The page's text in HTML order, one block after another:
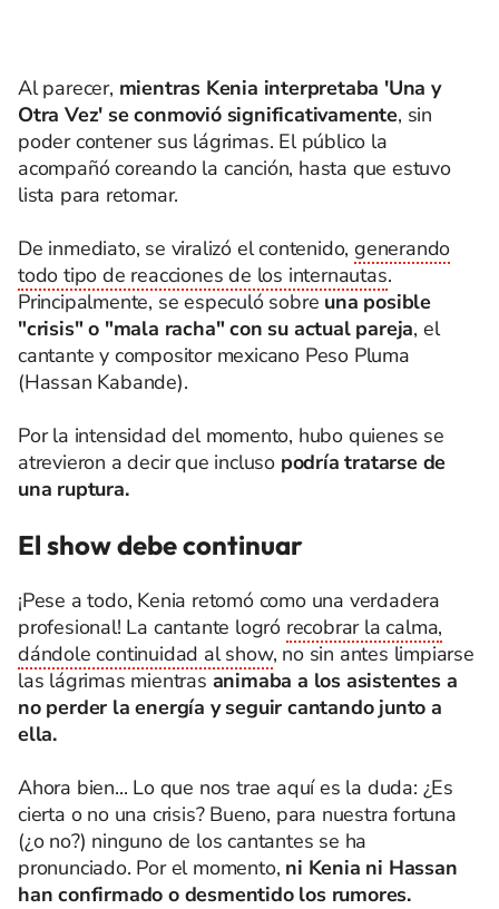
Al parecer, mientras Kenia interpretaba 'Una y
Otra Vez' se conmovió significativamente, sin
poder contener sus lágrimas. El público la
acompañó coreando la canción, hasta que estuvo
lista para retomar.
De inmediato, se viralizó el contenido, generando
todo tipo de reacciones de los internautas.
Principalmente, se especuló sobre una posible
"crisis" o "mala racha" con su actual pareja, el
cantante y compositor mexicano Peso Pluma
(Hassan Kabande).
Por la intensidad del momento, hubo quienes se
atrevieron a decir que incluso podría tratarse de
una ruptura.
El show debe continuar
¡Pese a todo, Kenia retomó como una verdadera
profesional! La cantante logró recobrar la calma,
dándole continuidad al show, no sin antes limpiarse
las lágrimas mientras animaba a los asistentes a
no perder la energía y seguir cantando junto a
ella.
Ahora bien... Lo que nos trae aquí es la duda: ¿Es
cierta o no una crisis? Bueno, para nuestra fortuna
(¿o no?) ninguno de los cantantes se ha
pronunciado. Por el momento, ni Kenia ni Hassan
han confirmado o desmentido los rumores.